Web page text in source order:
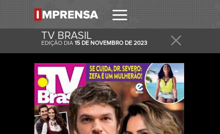
TV BRASIL
EDIÇÃO DIA 15 DE NOVEMBRO DE 2023
RECEBER
RECEBA ESTA E OUTRAS CAPAS NO SEU EMAIL
DIARIAMENTE.